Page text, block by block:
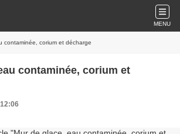
MENU
contaminée, corium et décharge
contaminée, corium et